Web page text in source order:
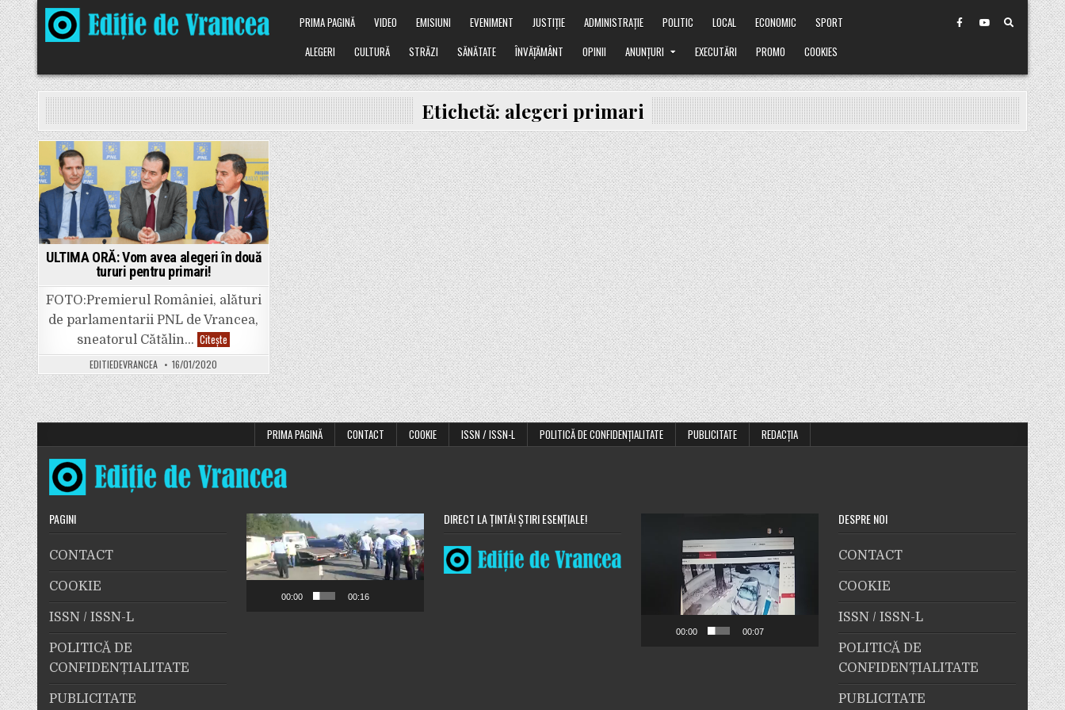
Skip
to
content
PRIMA PAGINĂ VIDEO EMISIUNI EVENIMENT JUSTIȚIE ADMINISTRAȚIE POLITIC LOCAL ECONOMIC
SPORT
ALEGERI
CULTURĂ STRĂZI SĂNĂTATE ÎNVĂȚĂMÂNT OPINII ANUNȚURI EXECUTĂRI PROMO COOKIES
Etichetă: alegeri primari
Posted
in
ULTIMA ORĂ: Vom avea alegeri în două
tururi pentru primari!
FOTO:Premierul României, alături
de parlamentarii PNL de Vrancea,
sneatorul Cătălin… Citește
ORĂ:
Vom
alegeri
în
două
tururi
pentru
EDITIEDEVRANCEA 16/01/2020
PRIMA PAGINĂ CONTACT COOKIE ISSN / ISSN-L POLITICĂ DE CONFIDENȚIALITATE PUBLICITATE REDACȚIA
PAGINI
CONTACT
COOKIE
ISSN / ISSN-L
POLITICĂ DE
CONFIDENȚIALITATE
PUBLICITATE
Player
video
00:00 00:16
DIRECT LA ȚINTĂ! ȘTIRI ESENȚIALE!
00:00 00:07
DESPRE NOI
CONTACT
COOKIE
ISSN / ISSN-L
POLITICĂ DE
CONFIDENȚIALITATE
PUBLICITATE